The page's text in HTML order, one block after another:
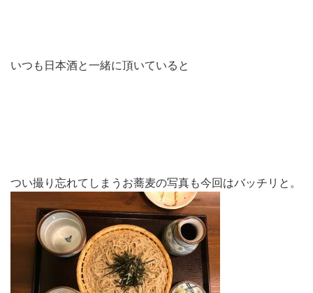
いつも日本酒と一緒に頂いていると
つい撮り忘れてしまうお蕎麦の写真も今回はバッチリと。